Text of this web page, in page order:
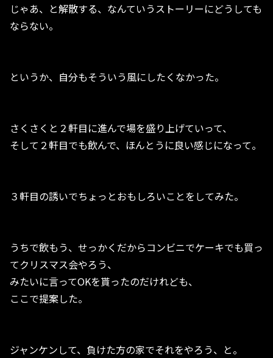
じゃあ、と解散する、なんていうストーリーにどうしても
ならない。
というか、自分もそういう風にしたくなかった。
さくさくと２軒目に進んで場を盛り上げていって、
そして２軒目でも飲んで、ほんとうに良い感じになって。
３軒目の誘いでちょっとおもしろいことをしてみた。
うちで飲もう、せっかくだからコンビニでケーキでも買っ
てクリスマス会やろう、
みたいに言ってOKを貰ったのだけれども、
ここで提案した。
ジャンケンして、負けた方の家でそれをやろう、と。